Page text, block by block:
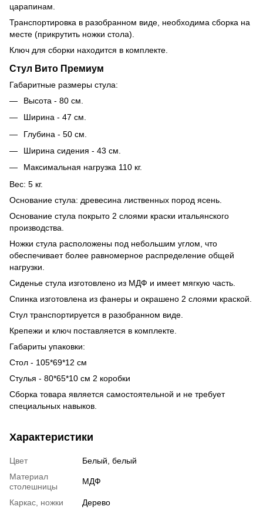
царапинам.
Транспортировка в разобранном виде, необходима сборка на
месте (прикрутить ножки стола).
Ключ для сборки находится в комплекте.
Стул Вито Премиум
Габаритные размеры стула:
Высота - 80 см.
Ширина - 47 см.
Глубина - 50 см.
Ширина сидения - 43 см.
Максимальная нагрузка 110 кг.
Вес: 5 кг.
Основание стула: древесина лиственных пород ясень.
Основание стула покрыто 2 слоями краски итальянского
производства.
Ножки стула расположены под небольшим углом, что
обеспечивает более равномерное распределение общей
нагрузки.
Сиденье стула изготовлено из МДФ и имеет мягкую часть.
Спинка изготовлена из фанеры и окрашено 2 слоями краской.
Стул транспортируется в разобранном виде.
Крепежи и ключ поставляется в комплекте.
Габариты упаковки:
Стол - 105*69*12 см
Стулья - 80*65*10 см 2 коробки
Сборка товара является самостоятельной и не требует
специальных навыков.
Характеристики
Цвет
Белый, белый
Материал
столешницы
МДФ
Каркас, ножки Дерево